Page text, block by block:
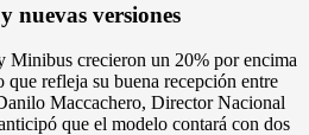
nuevas versiones
Minibus crecieron un 20% por encima
refleja su buena recepción entre
Maccachero, Director Nacional
que el modelo contará con dos